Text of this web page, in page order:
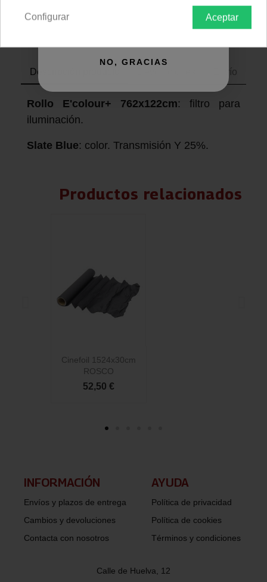
Rollo filtro Rosco E-colour+ E161 Slate Blue
Descripción producto Envío
Rollo E'colour+ 762x122cm: filtro para
iluminación.
Slate Blue: color. Transmisión Y 25%.
Productos relacionados
Cinefoil 1524x30cm
ROSCO
52,50 €
INFORMACIÓN​
Envíos y plazos de entrega
Cambios y devoluciones
Contacta con nosotros
AYUDA
Política de privacidad
Política de cookies
Términos y condiciones
Calle de Huelva, 12
Aceptar
Configurar
NO, GRACIAS